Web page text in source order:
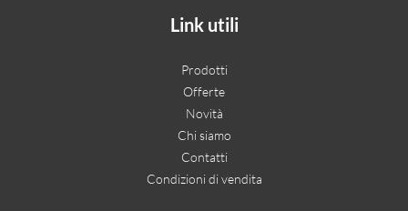
Link utili
Prodotti
Offerte
Novità
Chi siamo
Contatti
Condizioni di vendita